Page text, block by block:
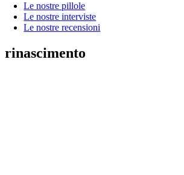
Le nostre pillole
Le nostre interviste
Le nostre recensioni
rinascimento